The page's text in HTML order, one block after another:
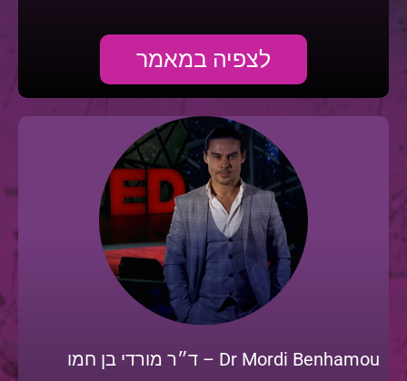
לצפיה במאמר
Dr Mordi Benhamou – ד״ר מורדי בן חמו